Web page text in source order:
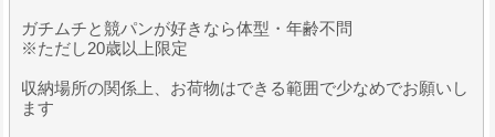
ガチムチと競パンが好きなら体型・年齢不問
※ただし20歳以上限定
収納場所の関係上、お荷物はできる範囲で少なめでお願いし
ます